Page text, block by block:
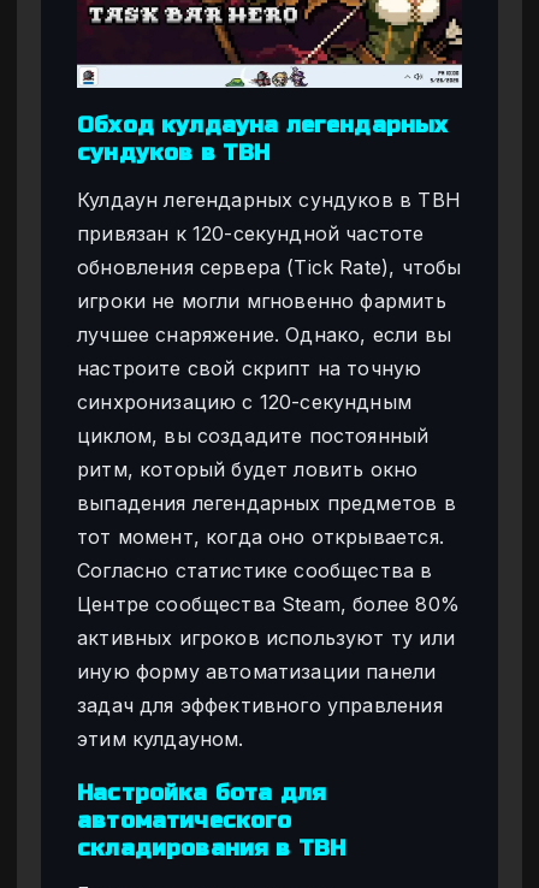
Обход кулдауна легендарных
сундуков в TBH
Кулдаун легендарных сундуков в TBH
привязан к 120-секундной частоте
обновления сервера (Tick Rate), чтобы
игроки не могли мгновенно фармить
лучшее снаряжение. Однако, если вы
настроите свой скрипт на точную
синхронизацию с 120-секундным
циклом, вы создадите постоянный
ритм, который будет ловить окно
выпадения легендарных предметов в
тот момент, когда оно открывается.
Согласно статистике сообщества в
Центре сообщества Steam, более 80%
активных игроков используют ту или
иную форму автоматизации панели
задач для эффективного управления
этим кулдауном.
Настройка бота для
автоматического
складирования в TBH